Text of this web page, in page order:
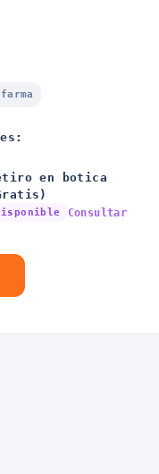
en botica
Consultar